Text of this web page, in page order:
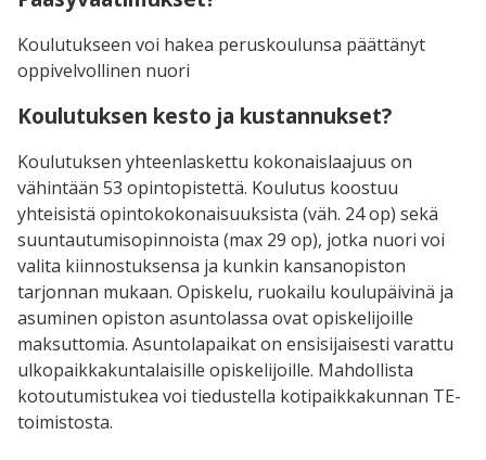
Koulutukseen voi hakea peruskoulunsa päättänyt
oppivelvollinen nuori
Koulutuksen kesto ja kustannukset?
Koulutuksen yhteenlaskettu kokonaislaajuus on
vähintään 53 opintopistettä. Koulutus koostuu
yhteisistä opintokokonaisuuksista (väh. 24 op) sekä
suuntautumisopinnoista (max 29 op), jotka nuori voi
valita kiinnostuksensa ja kunkin kansanopiston
tarjonnan mukaan. Opiskelu, ruokailu koulupäivinä ja
asuminen opiston asuntolassa ovat opiskelijoille
maksuttomia. Asuntolapaikat on ensisijaisesti varattu
ulkopaikkakuntalaisille opiskelijoille. Mahdollista
kotoutumistukea voi tiedustella kotipaikkakunnan TE-
toimistosta.